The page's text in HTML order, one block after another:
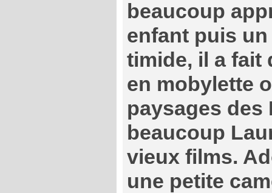
beaucoup
enfant puis
timide, il a fait
en mobylette
paysages des
beaucoup
vieux films.
une petite